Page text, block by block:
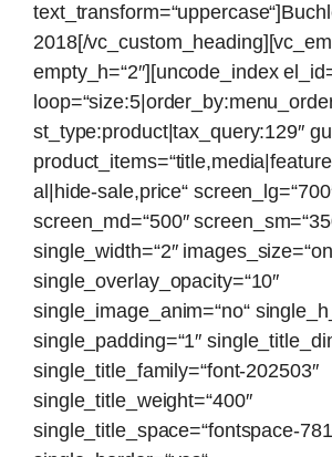
2018[/
empty_h=“2″][uncode_index
st_type:product|tax_query:129″
al|hide-sale,price“
screen_md=“500″
single_width=“2″
single_overlay_opacity=“10″
single_image_anim=“no“
single_padding=“1″
single_title_family=“font-202503″
single_title_weight=“400″
single_title_space=“fontspace-